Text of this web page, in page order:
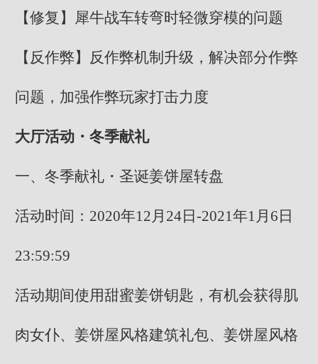
【修复】犀牛战车转弯时轻微穿模的问题
【反作弊】反作弊机制升级，解决部分作弊
问题，加强作弊玩家打击力度
大厅活动・冬季献礼
一、冬季献礼・圣诞姜饼屋转盘
活动时间：2020年12月24日-2021年1月6日
23:59:59
活动期间使用甜蜜姜饼钥匙，有机会获得肌
肉女仆、姜饼屋风格建筑礼包、姜饼屋风格